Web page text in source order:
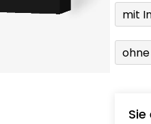
mit